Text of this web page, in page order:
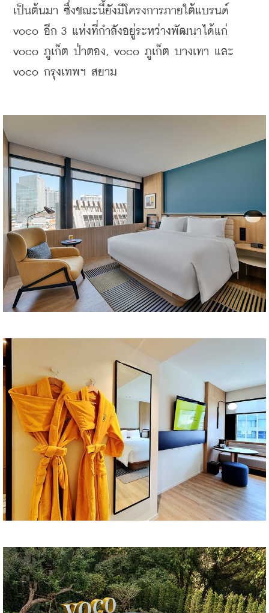
เป็นต้นมา ซึ่งขณะนี้ยังมีโครงการภายใต้แบรนด์
voco อีก 3 แห่งที่กำลังอยู่ระหว่างพัฒนาได้แก่
voco ภูเก็ต ป่าตอง, voco ภูเก็ต บางเทา และ
voco กรุงเทพฯ สยาม